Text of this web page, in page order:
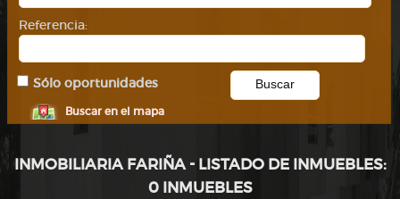
Referencia:
Sólo oportunidades
Buscar en el mapa
INMOBILIARIA FARIÑA - LISTADO DE INMUEBLES:
0 INMUEBLES